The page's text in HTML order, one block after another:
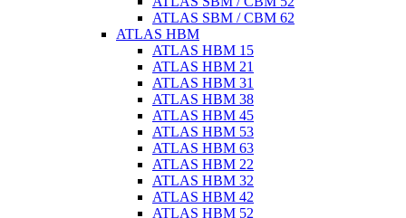
ATLAS SBM / CBM 62
ATLAS HBM
ATLAS HBM 15
ATLAS HBM 21
ATLAS HBM 31
ATLAS HBM 38
ATLAS HBM 45
ATLAS HBM 53
ATLAS HBM 63
ATLAS HBM 22
ATLAS HBM 32
ATLAS HBM 42
ATLAS HBM 52